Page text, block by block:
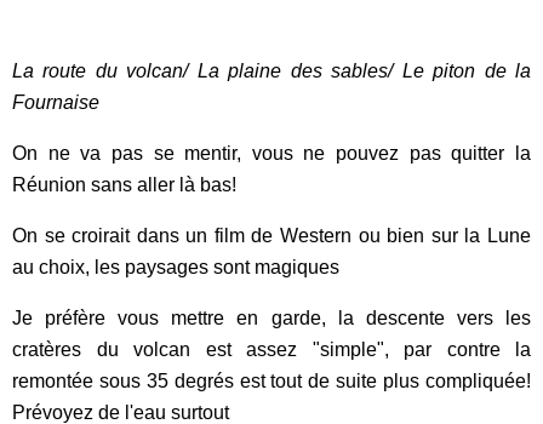
La route du volcan/ La plaine des sables/ Le piton de la
Fournaise
On ne va pas se mentir, vous ne pouvez pas quitter la
Réunion sans aller là bas!
On se croirait dans un film de Western ou bien sur la Lune
au choix, les paysages sont magiques
Je préfère vous mettre en garde, la descente vers les
cratères du volcan est assez "simple", par contre la
remontée sous 35 degrés est tout de suite plus compliquée!
Prévoyez de l'eau surtout